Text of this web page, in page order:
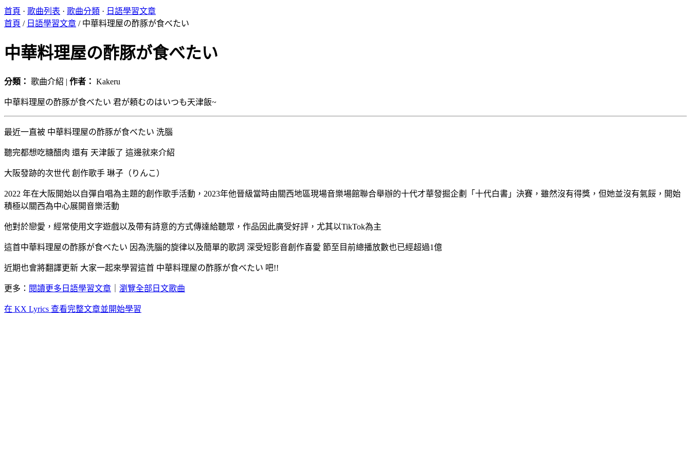
首頁 · 歌曲列表 · 歌曲分類 · 日語學習文章
首頁 / 日語學習文章 / 中華料理屋の酢豚が食べたい
中華料理屋の酢豚が食べたい
分類： 歌曲介紹 | 作者： Kakeru
中華料理屋の酢豚が食べたい 君が頼むのはいつも天津飯~
最近一直被 中華料理屋の酢豚が食べたい 洗腦
聽完都想吃糖醋肉 還有 天津飯了 這邊就來介紹
大阪發跡的次世代 創作歌手 琳子（りんこ）
2022 年在大阪開始以自彈自唱為主題的創作歌手活動，2023年他晉級當時由關西地區現場音樂場館聯合舉辦的十代才華發掘企劃「十代白書」決賽，雖然沒有得獎，但她並沒有氣餒，開始
積極以關西為中心展開音樂活動
他對於戀愛，經常使用文字遊戲以及帶有詩意的方式傳達給聽眾，作品因此廣受好評，尤其以TikTok為主
這首中華料理屋の酢豚が食べたい 因為洗腦的旋律以及簡單的歌詞 深受短影音創作喜愛 節至目前總播放數也已經超過1億
近期也會將翻譯更新 大家一起來學習這首 中華料理屋の酢豚が食べたい 吧!!
更多： 閱讀更多日語學習文章 瀏覽全部日文歌曲
在 KX Lyrics 查看完整文章並開始學習